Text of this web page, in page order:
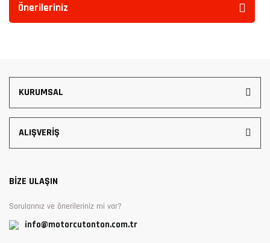
Önerileriniz
KURUMSAL
ALIŞVERİŞ
BİZE ULAŞIN
Sorularınız ve önerileriniz mi var?
info@motorcutonton.com.tr